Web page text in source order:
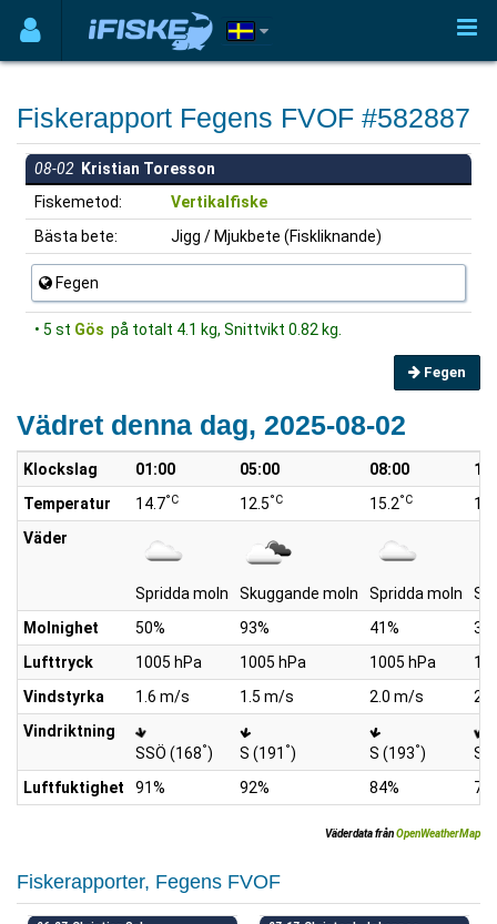
Fiskerapport Fegens FVOF #582887
08-02 Kristian Toresson
Fiskemetod:
Vertikalfiske
Bästa bete:
Jigg / Mjukbete (Fiskliknande)
Fegen
• 5 st Gös på totalt 4.1 kg, Snittvikt 0.82 kg.
Fegen
Vädret denna dag, 2025-08-02
Klockslag 01:00 05:00 08:00
Temperatur
14.7°C 12.5°C 15.2°C
Väder
Spridda moln Skuggande moln Spridda moln
Molnighet
50% 93% 41%
Lufttryck
1005 hPa 1005 hPa 1005 hPa
Vindstyrka
1.6 m/s 1.5 m/s 2.0 m/s
Vindriktning
SSÖ (168°) S (191 °) S (193°)
S
Luftfuktighet
91% 92% 84%
Väderdata frånOpenWeatherMap
Fiskerapporter, Fegens FVOF